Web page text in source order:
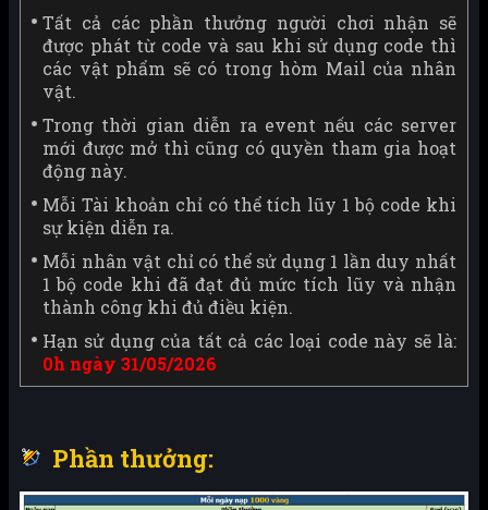
Tất cả các phần thưởng người chơi nhận sẽ
được phát từ code và sau khi sử dụng code thì
các vật phẩm sẽ có trong hòm Mail của nhân
vật.
Trong thời gian diễn ra event nếu các server
mới được mở thì cũng có quyền tham gia hoạt
động này.
Mỗi Tài khoản chỉ có thể tích lũy 1 bộ code khi
sự kiện diễn ra.
Mỗi nhân vật chỉ có thể sử dụng 1 lần duy nhất
1 bộ code khi đã đạt đủ mức tích lũy và nhận
thành công khi đủ điều kiện.
Hạn sử dụng của tất cả các loại code này sẽ là:
0h ngày 31/05/2026
Phần thưởng: